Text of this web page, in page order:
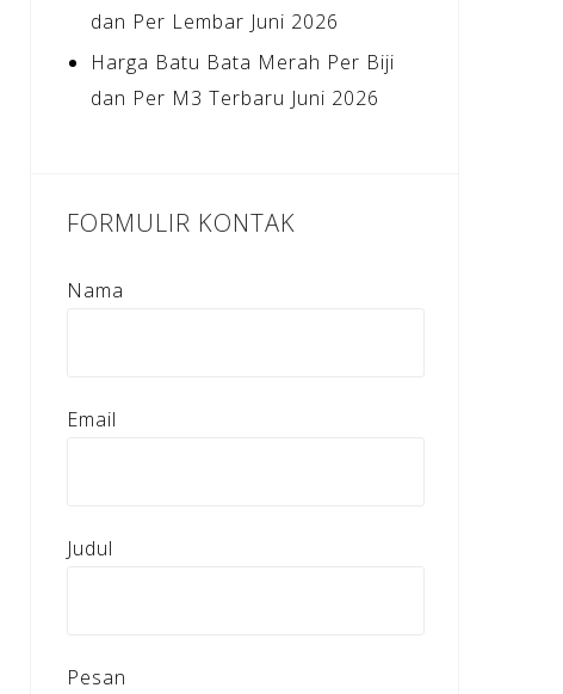
dan Per Lembar Juni 2026
Harga Batu Bata Merah Per Biji
dan Per M3 Terbaru Juni 2026
FORMULIR KONTAK
Nama
Email
Judul
Pesan